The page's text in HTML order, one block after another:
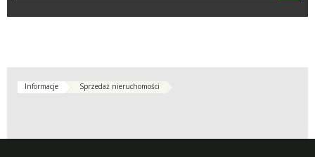
Informacje Sprzedaż nieruchomości